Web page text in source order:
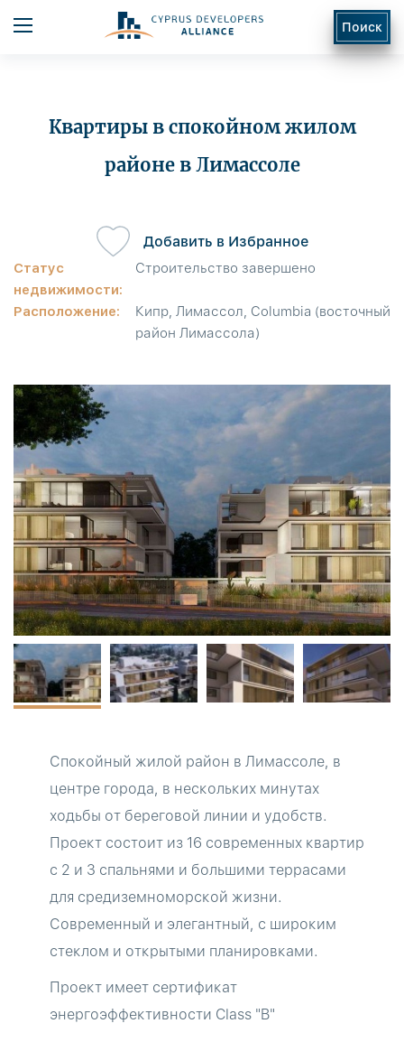
Поиск
Квартиры в спокойном жилом
районе в Лимассоле
Статус
недвижимости:
Строительство завершено
Расположение:
Кипр, Лимассол, Columbia (восточный
район Лимассола)
Добавить в Избранное
Спокойный жилой район в Лимассоле, в
центре города, в нескольких минутах
ходьбы от береговой линии и удобств.
Проект состоит из 16 современных квартир
с 2 и 3 спальнями и большими террасами
для средиземноморской жизни.
Современный и элегантный, с широким
стеклом и открытыми планировками.
Проект имеет сертификат
энергоэффективности Class "B"